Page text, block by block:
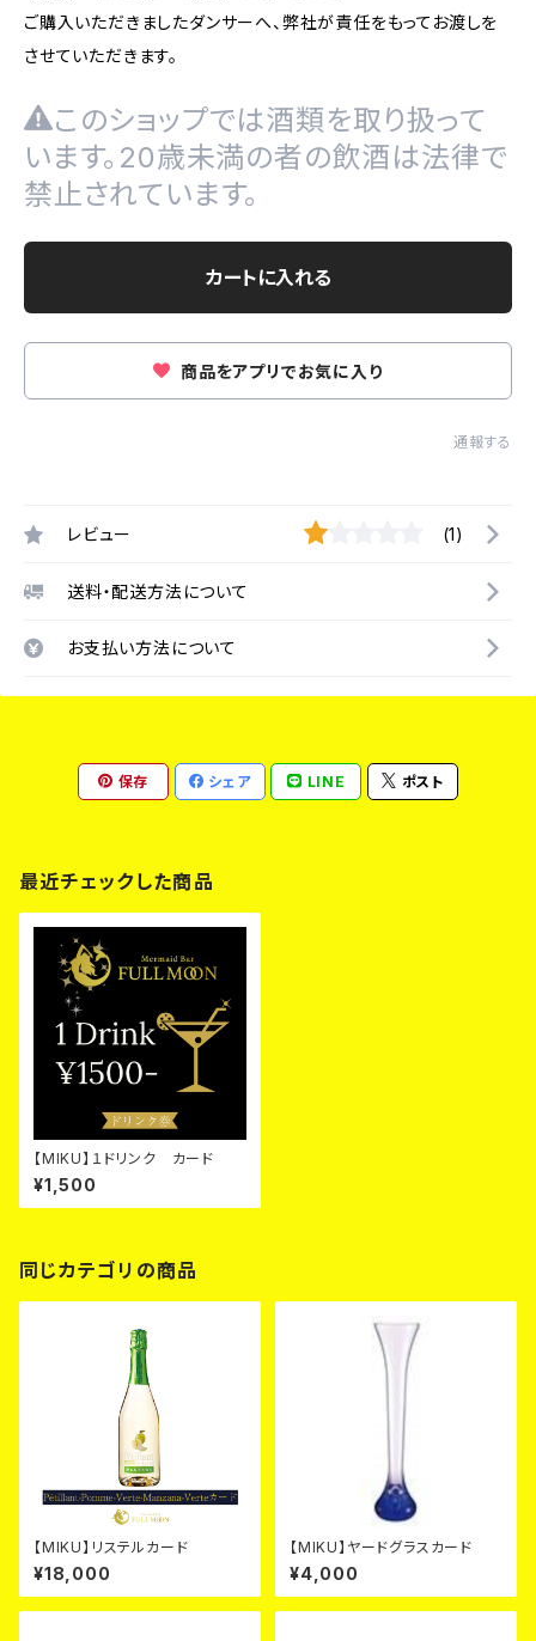
ご購入いただきましたダンサーへ、弊社が責任をもってお渡しを
させていただきます。
このショップでは酒類を取り扱って
います。20歳未満の者の飲酒は法律で
禁止されています。
カートに入れる
商品をアプリでお気に入り
通報する
レビュー (1)
送料・配送方法について
お支払い方法について
保存 シェア LINE ポスト
最近チェックした商品
【MIKU】１ドリンク カード
¥1,500
同じカテゴリの商品
【MIKU】リステルカード
¥18,000
【MIKU】ヤードグラスカード
¥4,000